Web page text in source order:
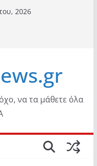
2026
να τα μάθετε όλα